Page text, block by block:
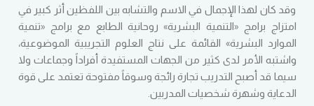
وقد كان لهذا الإجمال في الاسم والتشابه بين اللفظين أثر كبير في
امتزاج برامج «التنمية البشرية» روحانية الطابع مع برامج «تنمية
الموارد البشرية» القائمة على نتاج العلوم التجريبية الموضوعية،
واشتبه الأمر لدى كثير من الجهات المستفيدة أفراداً وجماعات ولا
سيما قد أصبح التدريب تجارة رائجة وسوقاً مفتوحة تعتمد على قوة
الدعاية وشهرة شخصيات المدربين.